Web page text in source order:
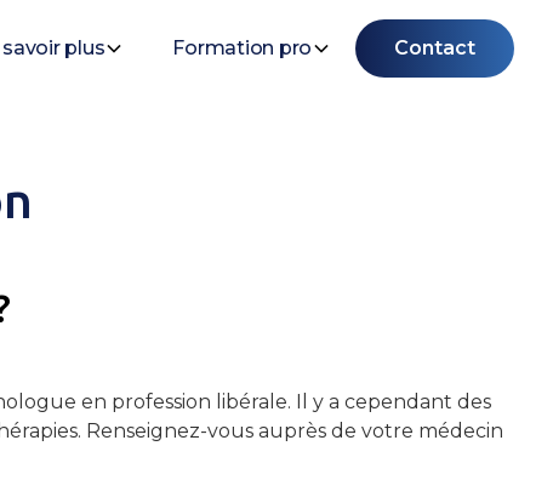
savoir plus Formation pro Contact
en profession libérale. Il y a cependant des
Renseignez-vous auprès de votre médecin